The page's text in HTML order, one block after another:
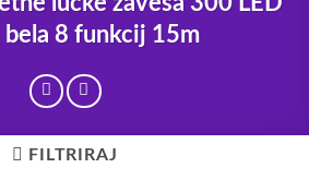
bela 8 funkcij 15m
FILTRIRAJ